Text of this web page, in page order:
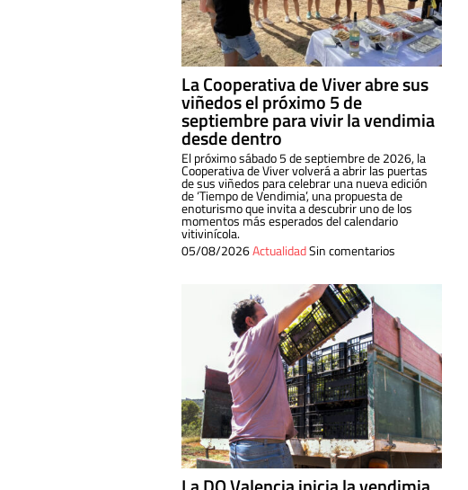
La Cooperativa de Viver abre sus
viñedos el próximo 5 de
septiembre para vivir la vendimia
desde dentro
El próximo sábado 5 de septiembre de 2026, la
Cooperativa de Viver volverá a abrir las puertas
de sus viñedos para celebrar una nueva edición
de ‘Tiempo de Vendimia’, una propuesta de
enoturismo que invita a descubrir uno de los
momentos más esperados del calendario
vitivinícola.
05/08/2026ActualidadSin comentarios